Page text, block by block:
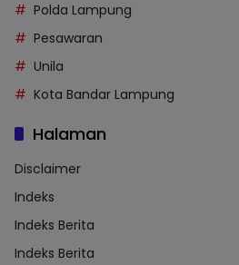
Polda Lampung
Pesawaran
Unila
Kota Bandar Lampung
Halaman
Disclaimer
Indeks
Indeks Berita
Indeks Berita